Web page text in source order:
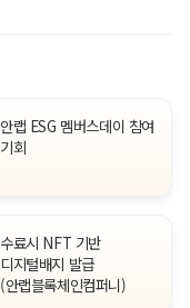
안랩 ESG 멤버스데이 참여
기회
수료시 NFT 기반
디지털배지 발급
(안랩블록체인컴퍼니)